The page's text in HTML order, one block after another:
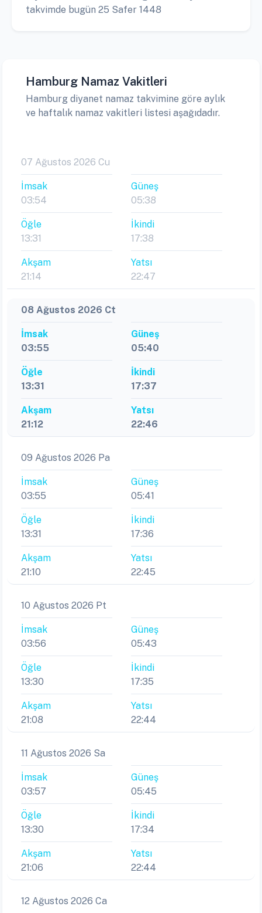
takvimde bugün 25 Safer 1448
Hamburg Namaz Vakitleri
Hamburg diyanet namaz takvimine göre aylık
ve haftalık namaz vakitleri listesi aşağıdadır.
07 Ağustos 2026 Cu
İmsak
03:54
Güneş
05:38
Öğle
13:31
İkindi
17:38
Akşam
21:14
Yatsı
22:47
08 Ağustos 2026 Ct
İmsak
03:55
Güneş
05:40
Öğle
13:31
İkindi
17:37
Akşam
21:12
Yatsı
22:46
09 Ağustos 2026 Pa
İmsak
03:55
Güneş
05:41
Öğle
13:31
İkindi
17:36
Akşam
21:10
Yatsı
22:45
10 Ağustos 2026 Pt
İmsak
03:56
Güneş
05:43
Öğle
13:30
İkindi
17:35
Akşam
21:08
Yatsı
22:44
11 Ağustos 2026 Sa
İmsak
03:57
Güneş
05:45
Öğle
13:30
İkindi
17:34
Akşam
21:06
Yatsı
22:44
12 Ağustos 2026 Ca